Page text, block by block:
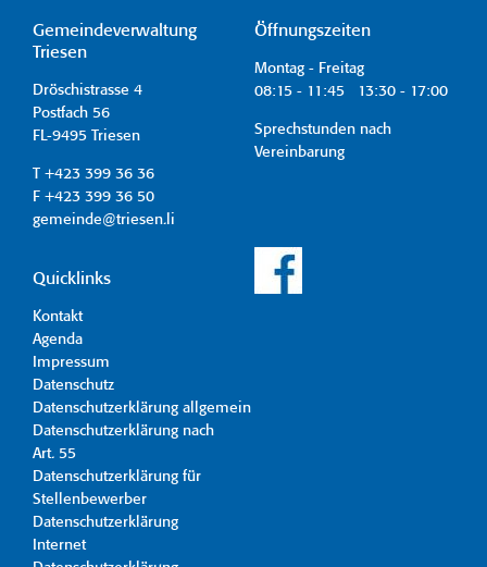
Gemeindeverwaltung
Triesen
Dröschistrasse 4
Postfach 56
FL-9495 Triesen
T +423 399 36 36
F +423 399 36 50
gemeinde@triesen.li
Öffnungszeiten
Montag - Freitag
08:15 - 11:45 13:30 - 17:00
Sprechstunden nach
Vereinbarung
Quicklinks
Kontakt
Agenda
Impressum
Datenschutz
Datenschutzerklärung allgemein
Datenschutzerklärung nach
Art. 55
Datenschutzerklärung für
Stellenbewerber
Datenschutzerklärung
Internet